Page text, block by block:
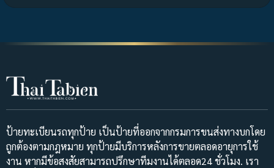
ป้ายทะเบียนรถทุกป้าย เป็นป้ายที่ออกจากกรมการขนส่งทางบกโดย
ถูกต้องตามกฎหมาย ทุกป้ายมีบริการหลังการขายตลอดอายุการใช้
งาน หากมีข้อสงสัยสามารถปรึกษาทีมงานได้ตลอด24 ชั่วโมง. เรา